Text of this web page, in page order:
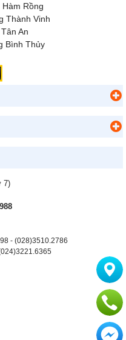
Rồng
Thành Vinh
An
Bình Thủy
7)
- (028)3510.2786